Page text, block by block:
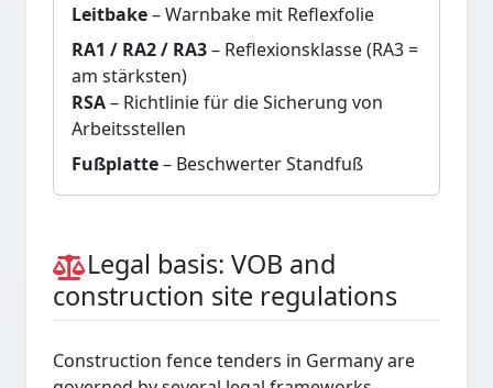
Leitbake– Warnbake mit Reflexfolie
RA1 / RA2 / RA3– Reflexionsklasse (RA3 =
am stärksten)
RSA– Richtlinie für die Sicherung von
Arbeitsstellen
Fußplatte– Beschwerter Standfuß
Legal basis: VOB and
construction site regulations
Construction fence tenders in Germany are